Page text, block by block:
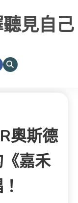
見自己
奧斯德
嘉禾